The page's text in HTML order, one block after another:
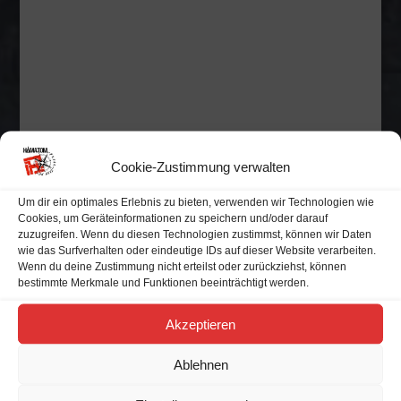
Cookie-Zustimmung verwalten
Um dir ein optimales Erlebnis zu bieten, verwenden wir Technologien wie
Cookies, um Geräteinformationen zu speichern und/oder darauf
zuzugreifen. Wenn du diesen Technologien zustimmst, können wir Daten
wie das Surfverhalten oder eindeutige IDs auf dieser Website verarbeiten.
Wenn du deine Zustimmung nicht erteilst oder zurückziehst, können
bestimmte Merkmale und Funktionen beeinträchtigt werden.
Akzeptieren
Ablehnen
Kommende Veranstaltungen
14
Aug.
Stammtisch
14 Aug. 26
19
Baltic Open Air 2026
19 Aug. 26
Busdorf
10 Jahre - Wir sind Gott